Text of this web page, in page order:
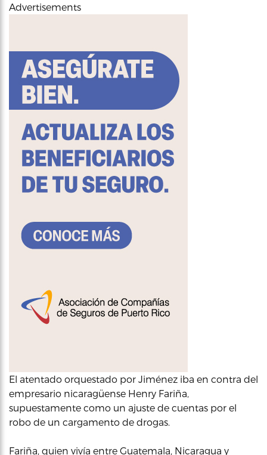
Advertisements
El atentado orquestado por Jiménez iba en contra del
empresario nicaragüense Henry Fariña,
supuestamente como un ajuste de cuentas por el
robo de un cargamento de drogas.
Fariña, quien vivía entre Guatemala, Nicaragua y